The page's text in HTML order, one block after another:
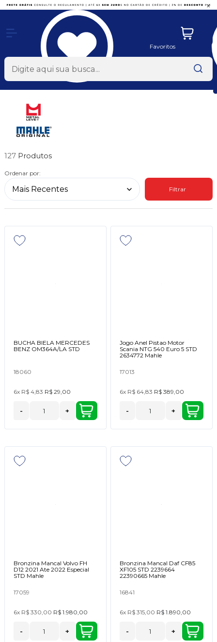
x
Favoritos
127
Ordenar por:
Filtrar
BUCHA BIELA MERCEDES
BENZ OM364A/LA STD
18060
6x R$ 4,83 R$ 29,00
- +
Jogo Anel Pistao Motor
Scania NTG 540 Euro 5 STD
2634772 Mahle
17013
6x R$ 64,83 R$ 389,00
- +
Bronzina Mancal Volvo FH
D12 2021 Ate 2022 Especial
STD Mahle
17059
6x R$ 330,00 R$ 1.980,00
- +
Bronzina Mancal Daf CF85
XF105 STD 2239664
22390665 Mahle
16841
6x R$ 315,00 R$ 1.890,00
- +